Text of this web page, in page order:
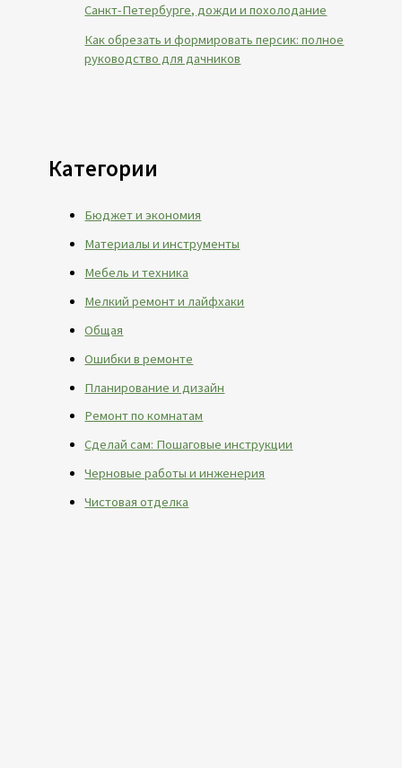
Санкт-Петербурге, дожди и похолодание
Как обрезать и формировать персик: полное
руководство для дачников
Категории
Бюджет и экономия
Материалы и инструменты
Мебель и техника
Мелкий ремонт и лайфхаки
Общая
Ошибки в ремонте
Планирование и дизайн
Ремонт по комнатам
Сделай сам: Пошаговые инструкции
Черновые работы и инженерия
Чистовая отделка